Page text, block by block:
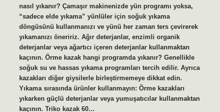
nasıl yıkanır? Çamaşır makinenizde yün programı yoksa,
“sadece elde yıkama” yünlüler için soğuk yıkama
döngüsünü kullanmanızı ve yünü her zaman ters çevirerek
yıkamanızı öneririz. Ağır deterjanlar, enzimli organik
deterjanlar veya ağartıcı içeren deterjanlar kullanmaktan
kaçının. Örme kazak hangi programda yıkanır? Genellikle
soğuk su ve hassas yıkama programları tercih edilir. Ayrıca
kazakları diğer giysilerle birleştirmemeye dikkat edin.
Yıkama sırasında ürünler kullanmayın: Örme kazakları
yıkarken güçlü deterjanlar veya yumuşatıcılar kullanmaktan
kaçının. Triko kazak 60…